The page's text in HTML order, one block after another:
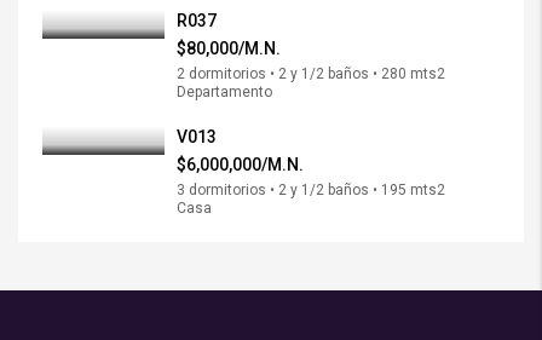
R037
$80,000/M.N.
2 dormitorios • 2 y 1/2 baños • 280 mts2
Departamento
V013
$6,000,000/M.N.
3 dormitorios • 2 y 1/2 baños • 195 mts2
Casa